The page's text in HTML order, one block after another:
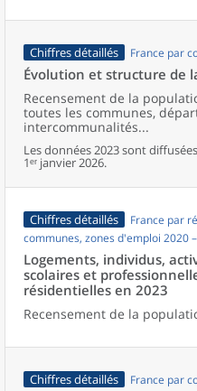
Chiffres détaillés France par
Évolution et structure de
Recensement de la
toutes les communes,
intercommunalités...
Les données 2023 sont
1ᵉʳ janvier 2026.
Chiffres détaillés
France par
communes, zones d'emploi 2020
Logements, individus,
scolaires et
résidentielles en 2023
Recensement de la
Chiffres détaillés France par